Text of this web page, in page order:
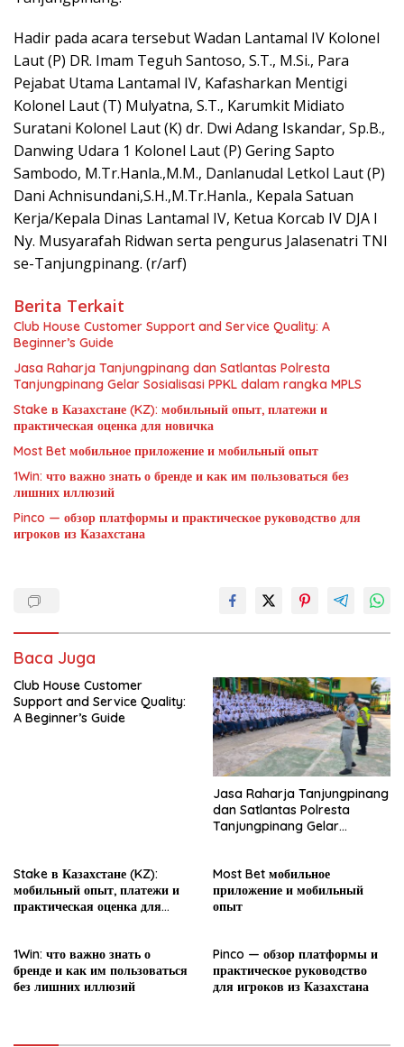
Hadir pada acara tersebut Wadan Lantamal IV Kolonel
Laut (P) DR. Imam Teguh Santoso, S.T., M.Si., Para
Pejabat Utama Lantamal IV, Kafasharkan Mentigi
Kolonel Laut (T) Mulyatna, S.T., Karumkit Midiato
Suratani Kolonel Laut (K) dr. Dwi Adang Iskandar, Sp.B.,
Danwing Udara 1 Kolonel Laut (P) Gering Sapto
Sambodo, M.Tr.Hanla.,M.M., Danlanudal Letkol Laut (P)
Dani Achnisundani,S.H.,M.Tr.Hanla., Kepala Satuan
Kerja/Kepala Dinas Lantamal IV, Ketua Korcab IV DJA I
Ny. Musyarafah Ridwan serta pengurus Jalasenatri TNI
se-Tanjungpinang. (r/arf)
Berita Terkait
Club House Customer Support and Service Quality: A
Beginner’s Guide
Jasa Raharja Tanjungpinang dan Satlantas Polresta
Tanjungpinang Gelar Sosialisasi PPKL dalam rangka MPLS
Stake в Казахстане (KZ): мобильный опыт, платежи и
практическая оценка для новичка
Most Bet мобильное приложение и мобильный опыт
1Win: что важно знать о бренде и как им пользоваться без
лишних иллюзий
Pinco — обзор платформы и практическое руководство для
игроков из Казахстана
Baca Juga
Club House Customer
Support and Service Quality:
A Beginner’s Guide
Jasa Raharja Tanjungpinang
dan Satlantas Polresta
Tanjungpinang Gelar
Stake в Казахстане (KZ):
мобильный опыт, платежи и
практическая оценка для
Most Bet мобильное
приложение и мобильный
опыт
1Win: что важно знать о
бренде и как им пользоваться
без лишних иллюзий
Pinco — обзор платформы и
практическое руководство
для игроков из Казахстана